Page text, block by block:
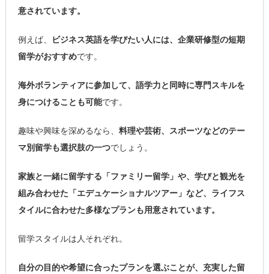
意されています。
例えば、
ビジネス英語を学びたい人には、企業研修型の短期
留学がおすすめです。
海外ボランティアに参加して、語学力と同時に専門スキルを
身につけることも可能です。
趣味や興味を深めるなら、 料理や芸術、スポーツなどのテー
マ別留学も選択肢の一つでしょう。
家族と一緒に留学する「ファミリー留学」や、学びと観光を
組み合わせた「エデュケーショナルツアー」など、ライフス
タイルに合わせた多様なプランも用意されています。
留学スタイルは人それぞれ。
自分の目的や希望に合ったプランを選ぶことが、充実した留